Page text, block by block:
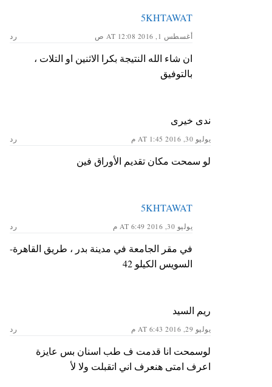
5KHTAWAT
أغسطس 1, 2016 AT 12:08 ص رد
ان شاء الله النتيجة بكرا الاثنين او التلات ،
بالتوفيق
ندى خيرى
يوليو 30, 2016 AT 1:45 م رد
لو سمحت مكان تقديم الأوراق فين
5KHTAWAT
يوليو 30, 2016 AT 6:49 م رد
في مقر الجامعة في مدينة بدر ، طريق القاهرة-
السويس الكيلو 42
ريم السيد
يوليو 29, 2016 AT 6:43 م رد
لوسمحت انا قدمت ف طب اسنان بس عايزة
اعرف امتى هنعرف اني اتقبلت ولا ﻷ